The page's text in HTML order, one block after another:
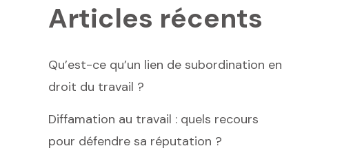
Articles récents
Qu’est-ce qu’un lien de subordination en
droit du travail ?
Diffamation au travail : quels recours
pour défendre sa réputation ?